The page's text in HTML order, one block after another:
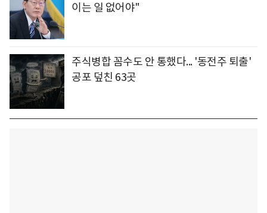
이는 일 없어야"
주식병합 꼼수도 안 통했다... '동전주 퇴출'
공포 덮친 63곳